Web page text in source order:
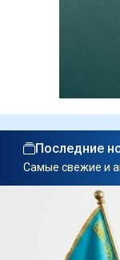
Последние
Самые свежие и